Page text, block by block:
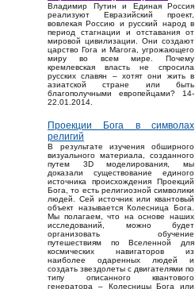
Владимир Путин и Единая Россия
реализуют Евразийский проект,
вовлекая Россию и русский народ в
период стагнации и отставания от
мировой цивилизации. Они создают
царство Гога и Магога, угрожающего
миру во всем мире. Почему
кремлевская власть не спросила
русских славян – хотят они жить в
азиатской стране или быть
благополучными европейцами? 14-
22.01.2014.
Проекции Бога в символах
религий
В результате изучения обширного
визуального материала, созданного
путем 3D моделирования, мы
доказали существование единого
источника происхождения Проекций
Бога, то есть религиозной символики
людей. Сей источник или квантовый
объект называется Колесница Бога.
Мы полагаем, что на основе наших
исследований, можно будет
организовать обучение
путешествиям по Вселенной для
космических навигаторов из
наиболее одаренных людей и
создать звездолеты с двигателями по
типу описанного квантового
генератора – Колесницы Бога или